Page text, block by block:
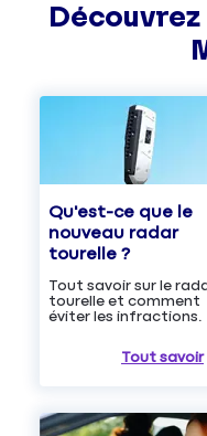
Découvrez
Qu'est-ce que le
nouveau radar
tourelle ?
Tout savoir sur le
tourelle et comment
éviter les infractions.
Tout savoir